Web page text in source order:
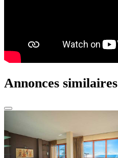
Annonces similaires